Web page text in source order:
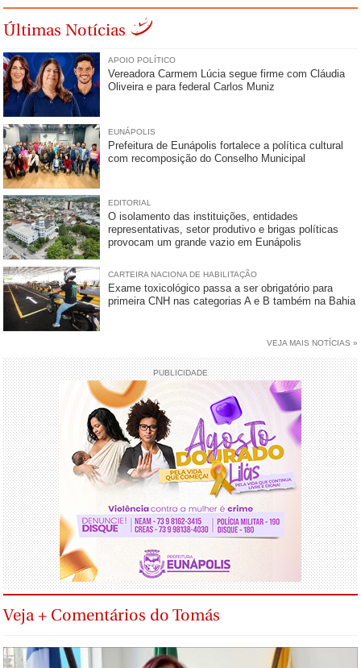
Últimas Notícias
APOIO POLÍTICO
Vereadora Carmem Lúcia segue firme com Cláudia
Oliveira e para federal Carlos Muniz
EUNÁPOLIS
Prefeitura de Eunápolis fortalece a política cultural
com recomposição do Conselho Municipal
EDITORIAL
O isolamento das instituições, entidades
representativas, setor produtivo e brigas políticas
provocam um grande vazio em Eunápolis
CARTEIRA NACIONA DE HABILITAÇÃO
Exame toxicológico passa a ser obrigatório para
primeira CNH nas categorias A e B também na Bahia
VEJA MAIS NOTÍCIAS »
PUBLICIDADE
Veja + Comentários do Tomás